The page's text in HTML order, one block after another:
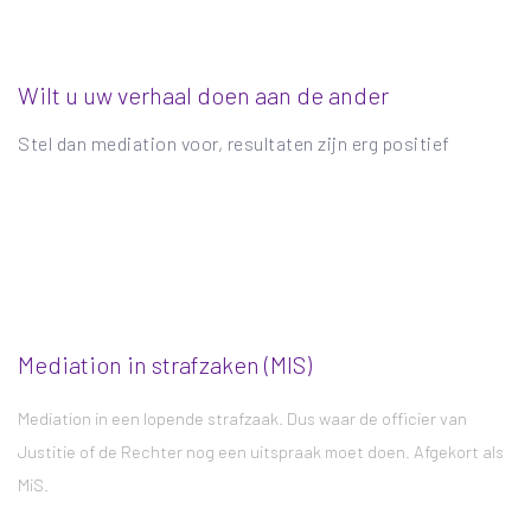
Wilt u uw verhaal doen aan de ander
Stel dan mediation voor, resultaten zijn erg positief
Mediation in strafzaken (MIS)
Mediation in een lopende strafzaak. Dus waar de officier van
Justitie of de Rechter nog een uitspraak moet doen. Afgekort als
MiS.